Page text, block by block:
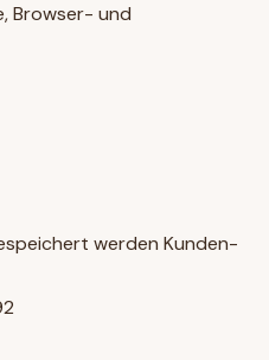
Browser- und
werden Kunden-